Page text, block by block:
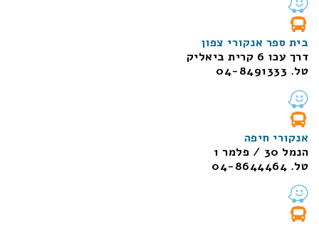
בית ספר אנקורי צפון
דרך עכו 6 קרית ביאליק
טל. 04-8491333
אנקורי חיפה
הנמל 30 / פלמר 1
טל. 04-8644464